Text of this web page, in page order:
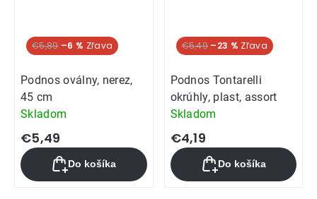
€5,89 –6 %
Podnos oválny, nerez,
45 cm
Skladom
€5,49
Do košíka
€5,49 –23 %
Podnos Tontarelli
okrúhly, plast, assort
Skladom
€4,19
Do košíka